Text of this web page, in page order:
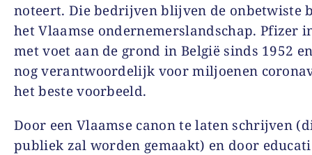
noteert. Die bedrijven blijven de onbetwiste
het Vlaamse ondernemerslandschap. Pfizer
met voet aan de grond in België sinds 1952
nog verantwoordelijk voor miljoenen
het beste voorbeeld.
Door een Vlaamse canon te laten schrijven
publiek zal worden gemaakt) en door